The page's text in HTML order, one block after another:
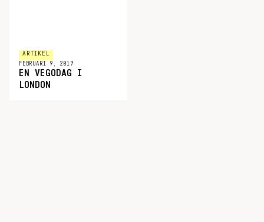
ARTIKEL
FEBRUARI 9, 2017
EN VEGODAG I
LONDON